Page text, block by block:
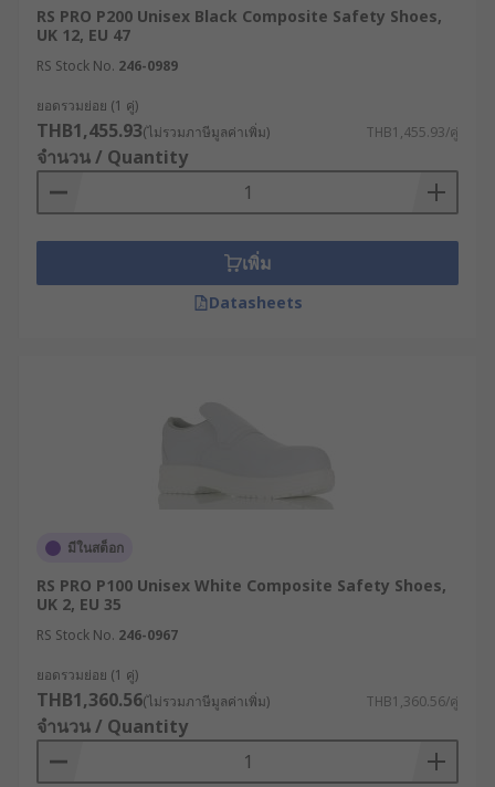
RS PRO P200 Unisex Black Composite Safety Shoes,
UK 12, EU 47
RS Stock No. 246-0989
ยอดรวมย่อย (1 คู่)
THB1,455.93(ไม่รวมภาษีมูลค่าเพิ่ม) THB1,455.93/คู่
จำนวน / Quantity
เพิ่ม
Datasheets
มีในสต็อก
RS PRO P100 Unisex White Composite Safety Shoes,
UK 2, EU 35
RS Stock No. 246-0967
ยอดรวมย่อย (1 คู่)
THB1,360.56(ไม่รวมภาษีมูลค่าเพิ่ม) THB1,360.56/คู่
จำนวน / Quantity